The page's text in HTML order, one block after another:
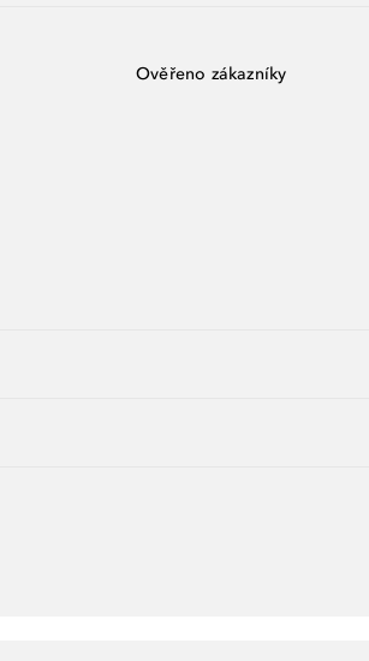
Ověřeno zákazníky